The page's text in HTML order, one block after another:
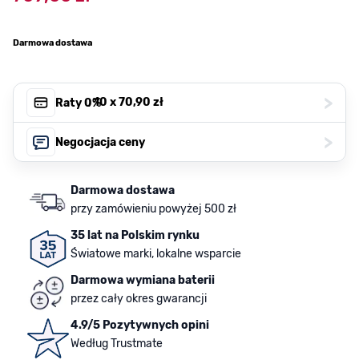
Darmowa dostawa
Raty 0%, 10 x70,90 zł >
Negocjacja ceny >
Darmowa dostawa
przy zamówieniu powyżej 500 zł
35 lat na Polskim rynku
Światowe marki, lokalne wsparcie
Darmowa wymiana baterii
przez cały okres gwarancji
4.9/5 Pozytywnych opini
Według Trustmate